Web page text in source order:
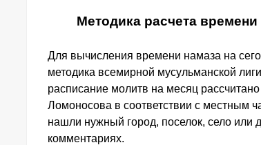
Методика расчета
Для вычисления времени намаза на
методика всемирной мусульманской
расписание молитв на месяц
Ломоносова в соответствии с местным
нашли нужный город, поселок, село или
комментариях.